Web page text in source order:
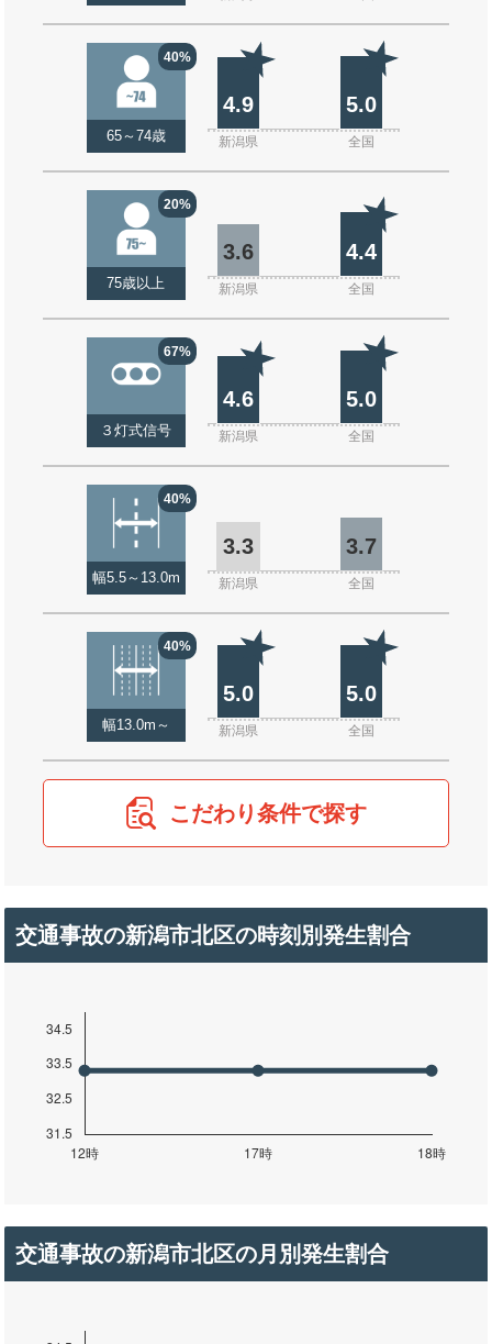
40%
65～74歳
4.9 5.0
新潟県 全国
20%
75歳以上
3.6 4.4
新潟県 全国
67%
３灯式信号
4.6 5.0
新潟県 全国
40%
幅5.5～13.0m
3.3 3.7
新潟県 全国
40%
幅13.0m～
5.0 5.0
新潟県 全国
こだわり条件で探す
交通事故の新潟市北区の時刻別発生割合
交通事故の新潟市北区の月別発生割合